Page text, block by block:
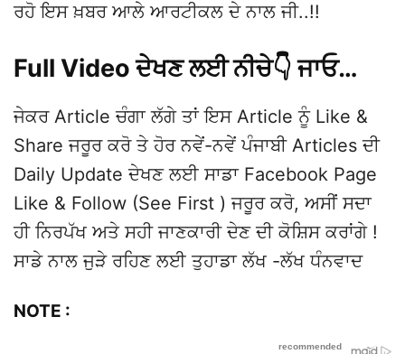
ਰਹੋ ਇਸ ਖ਼ਬਰ ਆਲੇ ਆਰਟੀਕਲ ਦੇ ਨਾਲ ਜੀ..!!
Full Video ਦੇਖਣ ਲਈ ਨੀਚੇ👇 ਜਾਓ…
ਜੇਕਰ Article ਚੰਗਾ ਲੱਗੇ ਤਾਂ ਇਸ Article ਨੂੰ Like &
Share ਜਰੂਰ ਕਰੋ ਤੇ ਹੋਰ ਨਵੇਂ-ਨਵੇਂ ਪੰਜਾਬੀ Articles ਦੀ
Daily Update ਦੇਖਣ ਲਈ ਸਾਡਾ Facebook Page
Like & Follow (See First ) ਜਰੂਰ ਕਰੋ, ਅਸੀਂ ਸਦਾ
ਹੀ ਨਿਰਪੱਖ ਅਤੇ ਸਹੀ ਜਾਣਕਾਰੀ ਦੇਣ ਦੀ ਕੋਸ਼ਿਸ ਕਰਾਂਗੇ !
ਸਾਡੇ ਨਾਲ ਜੁੜੇ ਰਹਿਣ ਲਈ ਤੁਹਾਡਾ ਲੱਖ -ਲੱਖ ਧੰਨਵਾਦ
NOTE :